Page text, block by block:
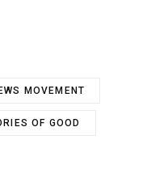
MOVEMENT
OF GOOD